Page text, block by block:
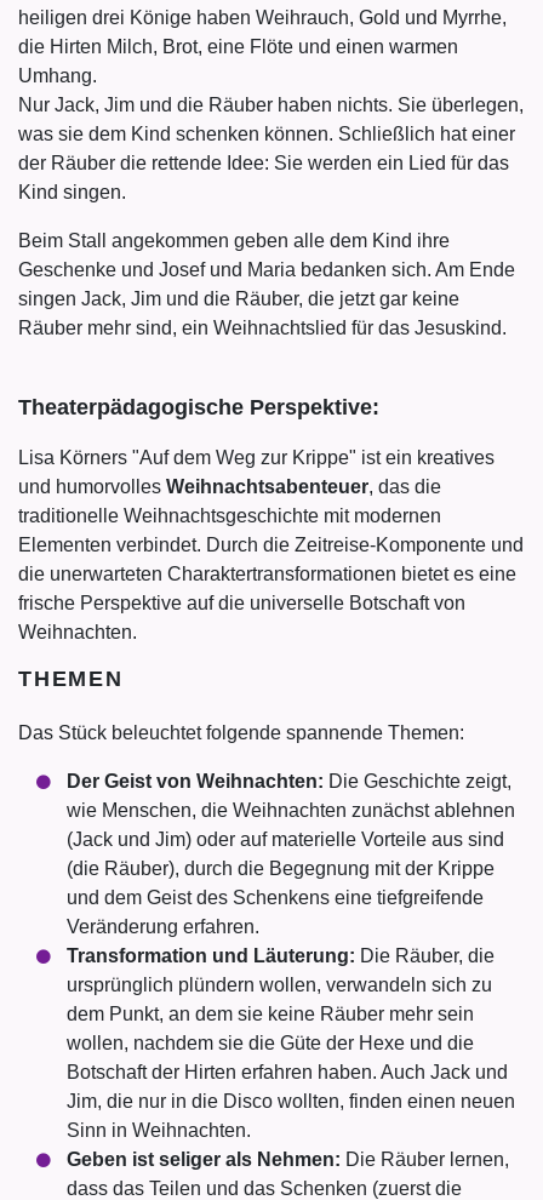
heiligen drei Könige haben Weihrauch, Gold und Myrrhe,
die Hirten Milch, Brot, eine Flöte und einen warmen
Umhang.
Nur Jack, Jim und die Räuber haben nichts. Sie überlegen,
was sie dem Kind schenken können. Schließlich hat einer
der Räuber die rettende Idee: Sie werden ein Lied für das
Kind singen.
Beim Stall angekommen geben alle dem Kind ihre
Geschenke und Josef und Maria bedanken sich. Am Ende
singen Jack, Jim und die Räuber, die jetzt gar keine
Räuber mehr sind, ein Weihnachtslied für das Jesuskind.
Theaterpädagogische Perspektive:
Lisa Körners "Auf dem Weg zur Krippe" ist ein kreatives
und humorvolles Weihnachtsabenteuer, das die
traditionelle Weihnachtsgeschichte mit modernen
Elementen verbindet. Durch die Zeitreise-Komponente und
die unerwarteten Charaktertransformationen bietet es eine
frische Perspektive auf die universelle Botschaft von
Weihnachten.
THEMEN
Das Stück beleuchtet folgende spannende Themen:
Der Geist von Weihnachten: Die Geschichte zeigt,
wie Menschen, die Weihnachten zunächst ablehnen
(Jack und Jim) oder auf materielle Vorteile aus sind
(die Räuber), durch die Begegnung mit der Krippe
und dem Geist des Schenkens eine tiefgreifende
Veränderung erfahren.
Transformation und Läuterung: Die Räuber, die
ursprünglich plündern wollen, verwandeln sich zu
dem Punkt, an dem sie keine Räuber mehr sein
wollen, nachdem sie die Güte der Hexe und die
Botschaft der Hirten erfahren haben. Auch Jack und
Jim, die nur in die Disco wollten, finden einen neuen
Sinn in Weihnachten.
Geben ist seliger als Nehmen: Die Räuber lernen,
dass das Teilen und das Schenken (zuerst die